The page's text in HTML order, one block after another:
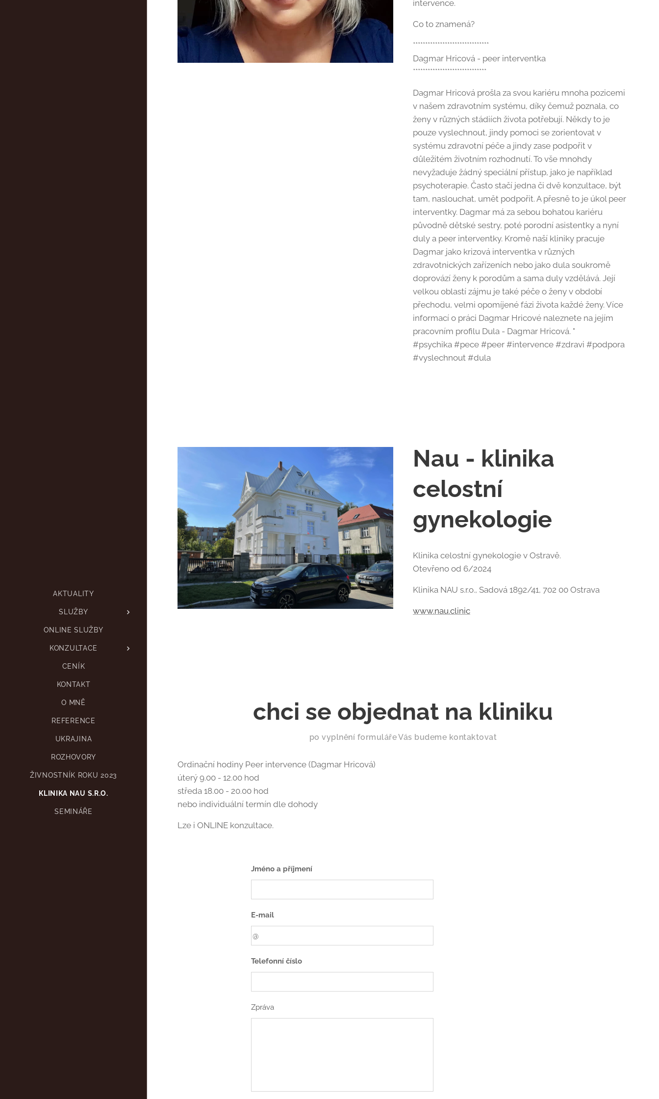
AKTUALITY
SLUŽBY
ONLINE SLUŽBY
KONZULTACE
CENÍK
KONTAKT
O MNĚ
REFERENCE
UKRAJINA
ROZHOVORY
ŽIVNOSTNÍK ROKU 2023
KLINIKA NAU S.R.O.
SEMINÁŘE
intervence.
Co to znamená?
*******************************
Dagmar Hricová - peer interventka
******************************
Dagmar Hricová prošla za svou kariéru mnoha pozicemi
v našem zdravotním systému, díky čemuž poznala, co
ženy v různých stádiích života potřebují. Někdy to je
pouze vyslechnout, jindy pomoci se zorientovat v
systému zdravotní péče a jindy zase podpořit v
důležitém životním rozhodnutí. To vše mnohdy
nevyžaduje žádný speciální přístup, jako je například
psychoterapie. Často stačí jedna či dvě konzultace, být
tam, naslouchat, umět podpořit. A přesně to je úkol peer
interventky. Dagmar má za sebou bohatou kariéru
původně dětské sestry, poté porodní asistentky a nyní
duly a peer interventky. Kromě naší kliniky pracuje
Dagmar jako krizová interventka v různých
zdravotnických zařízeních nebo jako dula soukromě
doprovází ženy k porodům a sama duly vzdělává. Její
velkou oblastí zájmu je také péče o ženy v období
přechodu, velmi opomíjené fázi života každé ženy. Více
informací o práci Dagmar Hricové naleznete na jejím
pracovním profilu Dula - Dagmar Hricová. "
#psychika #pece #peer #intervence #zdravi #podpora
#vyslechnout #dula
Nau - klinika
celostní
gynekologie
Klinika celostní gynekologie v Ostravě.
Otevřeno od 6/2024
Klinika NAU s.r.o., Sadová 1892/41, 702 00 Ostrava
www.nau.clinic
chci se objednat na kliniku
po vyplnění formuláře Vás budeme kontaktovat
Ordinační hodiny Peer intervence (Dagmar Hricová)
úterý 9.00 - 12.00 hod
středa 18.00 - 20.00 hod
nebo individuální termín dle dohody
Lze i ONLINE konzultace.
Jméno a příjmení
E-mail
Telefonní číslo
Zpráva